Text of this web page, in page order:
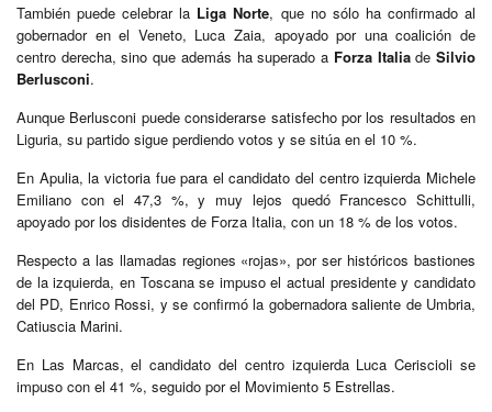
También puede celebrar la Liga Norte, que no sólo ha confirmado al
gobernador en el Veneto, Luca Zaia, apoyado por una coalición de
centro derecha, sino que además ha superado a Forza ItaliadeSilvio
Berlusconi.
Aunque Berlusconi puede considerarse satisfecho por los resultados en
Liguria, su partido sigue perdiendo votos y se sitúa en el 10 %.
En Apulia, la victoria fue para el candidato del centro izquierda Michele
Emiliano con el 47,3 %, y muy lejos quedó Francesco Schittulli,
apoyado por los disidentes de Forza Italia, con un 18 % de los votos.
Respecto a las llamadas regiones «rojas», por ser históricos bastiones
de la izquierda, en Toscana se impuso el actual presidente y candidato
del PD, Enrico Rossi, y se confirmó la gobernadora saliente de Umbria,
Catiuscia Marini.
En Las Marcas, el candidato del centro izquierda Luca Ceriscioli se
impuso con el 41 %, seguido por el Movimiento 5 Estrellas.